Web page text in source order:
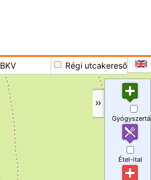
BKV Régi utcakereső
Étel-ital